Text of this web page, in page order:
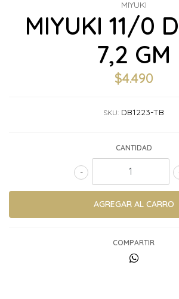
MIYUKI
MIYUKI 11/0
7,2 GM
$4.490
SKU: DB1223-TB
CANTIDAD
-
COMPARTIR